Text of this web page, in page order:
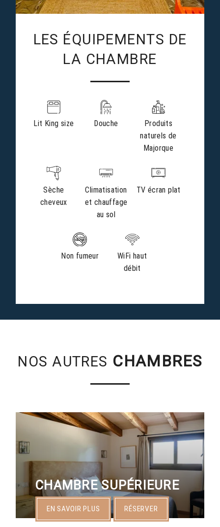
LES ÉQUIPEMENTS DE
LA CHAMBRE
Lit King size Douche
Produits
naturels de
Majorque
Sèche
cheveux
Climatisation
et chauffage
au sol
TV écran plat
Non fumeur
WiFi haut
débit
NOS AUTRES CHAMBRES
CHAMBRE SUPÉRIEURE
EN SAVOIR PLUS RÉSERVER
CHAMBRES & SUITES
EXPÉRIENCES
CONTACT & ACCÈS
RÉSERVER